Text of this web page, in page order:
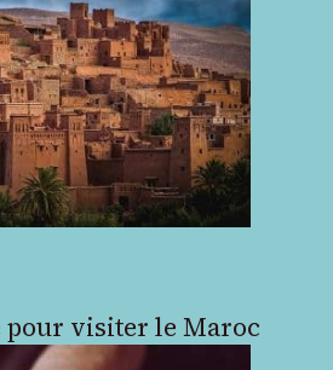
pour visiter le Maroc